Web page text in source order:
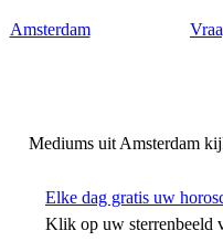
Amsterdam
Mediums uit Amsterdam
Elke dag gratis uw
Klik op uw sterrenbeeld